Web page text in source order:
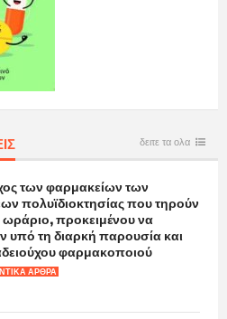
δειτε τα ολα
των φαρμακείων των
πολυϊδιοκτησίας που τηρούν
ωράριο, προκειμένου να
υπό τη διαρκή παρουσία και
φαρμακοποιού
ΆΡΘΡΑ